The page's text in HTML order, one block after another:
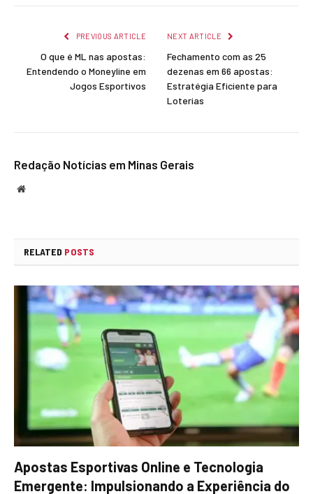
PREVIOUS ARTICLE
O que é ML nas apostas:
Entendendo o Moneyline em
Jogos Esportivos
NEXT ARTICLE
Fechamento com as 25
dezenas em 66 apostas:
Estratégia Eficiente para
Loterias
Redação Notícias em Minas Gerais
Website
RELATED POSTS
Apostas Esportivas Online e Tecnologia
Emergente: Impulsionando a Experiência do